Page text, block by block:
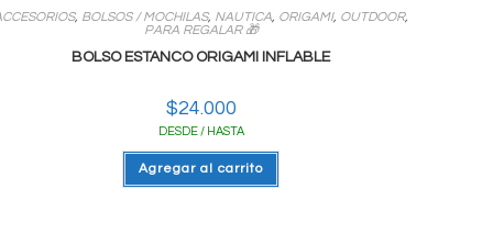
, BOLSOS / MOCHILAS, NAUTICA, ORIGAMI, OUTDOOR,
PARA REGALAR 🎁
BOLSO ESTANCO ORIGAMI INFLABLE
$24.000
DESDE / HASTA
Agregar al carrito
Opens
in
Opens
in
new
tab